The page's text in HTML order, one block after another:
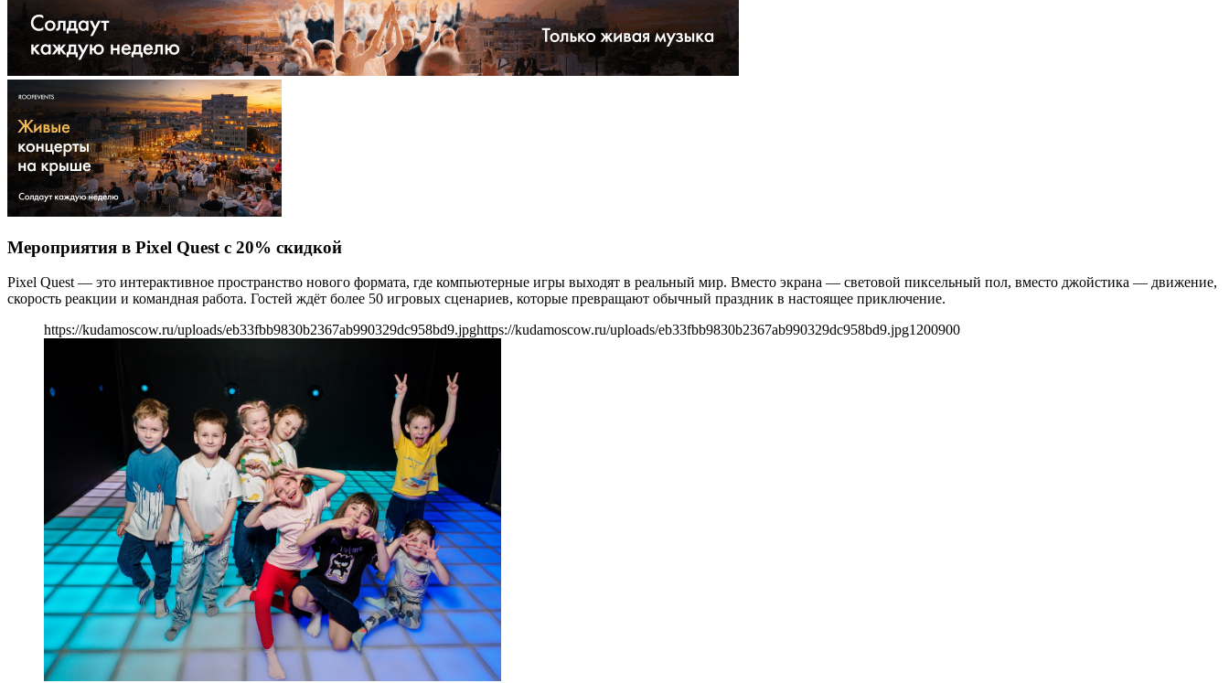
Мероприятия в Pixel Quest с 20% скидкой
Pixel Quest — это интерактивное пространство нового формата, где компьютерные игры выходят в реальный мир. Вместо экрана — световой пиксельный пол, вместо джойстика — движение,
скорость реакции и командная работа. Гостей ждёт более 50 игровых сценариев, которые превращают обычный праздник в настоящее приключение.
https://kudamoscow.ru/uploads/eb33fbb9830b2367ab990329dc958bd9.jpghttps://kudamoscow.ru/uploads/eb33fbb9830b2367ab990329dc958bd9.jpg1200900